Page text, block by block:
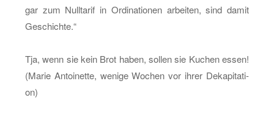
gar zum Null­ta­rif in Or­di­na­tio­nen ar­bei­ten, sind damit
Ge­schich­te.“
Tja, wenn sie kein Brot haben, sol­len sie Ku­chen essen!
(Marie An­toi­net­te, we­ni­ge Wo­chen vor ihrer De­ka­pi­ta­ti­
on)